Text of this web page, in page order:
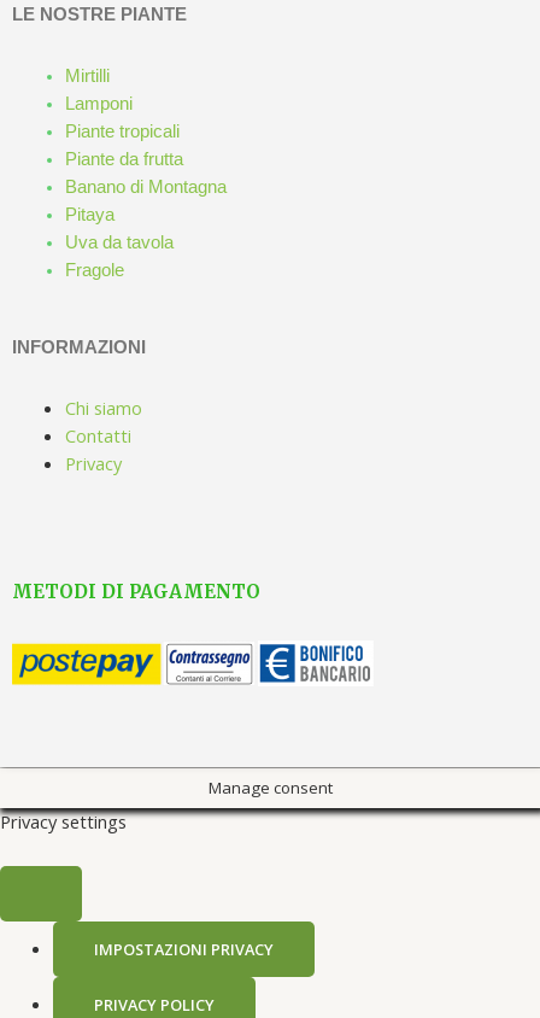
LE NOSTRE PIANTE
Mirtilli
Lamponi
Piante tropicali
Piante da frutta
Banano di Montagna
Pitaya
Uva da tavola
Fragole
INFORMAZIONI
Chi siamo
Contatti
Privacy
METODI DI PAGAMENTO
Manage consent
Privacy settings
IMPOSTAZIONI PRIVACY
PRIVACY POLICY